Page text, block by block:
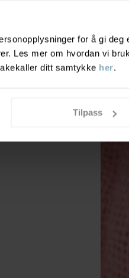
for å gi
Les mer om hvordan vi
ditt samtykke her.
Tilpass